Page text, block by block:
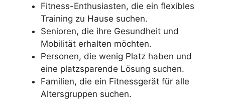
Fitness-Enthusiasten, die ein flexibles
Training zu Hause suchen.
Senioren, die ihre Gesundheit und
Mobilität erhalten möchten.
Personen, die wenig Platz haben und
eine platzsparende Lösung suchen.
Familien, die ein Fitnessgerät für alle
Altersgruppen suchen.